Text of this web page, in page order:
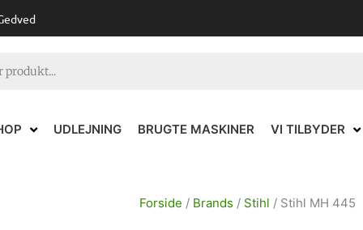
UDLEJNING BRUGTE MASKINER VI TILBYDER
Forside / Brands / Stihl / Stihl MH 445